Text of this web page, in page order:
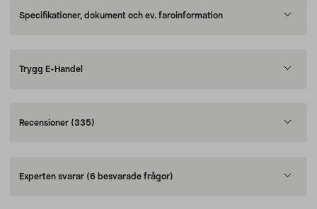
Specifikationer, dokument och ev. faroinformation
Trygg E-Handel
Recensioner (335)
Experten svarar (6 besvarade frågor)